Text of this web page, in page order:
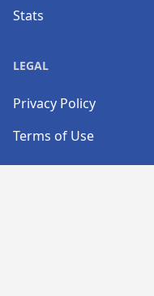
Stats
LEGAL
Privacy Policy
Terms of Use